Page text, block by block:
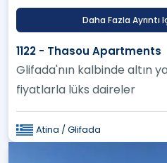
Daha Fazla Ayrıntı
1122 - Thasou Apartments
Glifada'nın kalbinde altın
fiyatlarla lüks daireler
Atina / Glifada